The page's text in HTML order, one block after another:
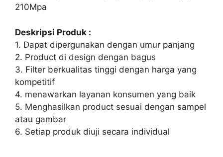
210Mpa
Deskripsi Produk :
1. Dapat dipergunakan dengan umur panjang
2. Product di design dengan bagus
3. Filter berkualitas tinggi dengan harga yang
kompetitif
4. menawarkan layanan konsumen yang baik
5. Menghasilkan product sesuai dengan sampel
atau gambar
6. Setiap produk diuji secara individual